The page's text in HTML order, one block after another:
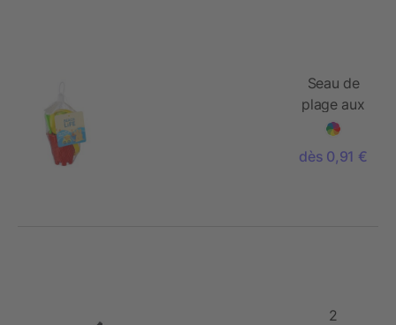
Seau de
plage aux
couleurs
dès 0,91 €
2